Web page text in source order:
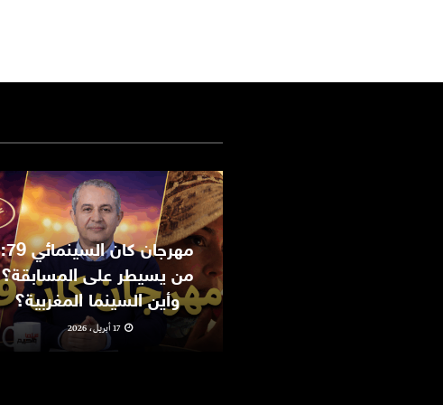
مهرجان كان السينمائي 79:
من يسيطر على المسابقة؟
وأين السينما المغربية؟
17 أبريل، 2026